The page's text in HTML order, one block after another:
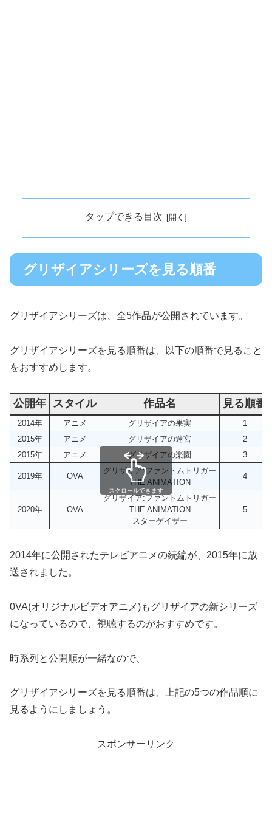
タップできる目次
グリザイアシリーズを見る順番
グリザイアシリーズは、全5作品が公開されています。
グリザイアシリーズを見る順番は、以下の順番で見ること
をおすすめします。
公開年 スタイル 作品名 見る順番
2014年 アニメ グリザイアの果実
1
2015年
アニメ グリザイアの迷宮
2
2015年
アニメ グリザイアの楽園 3
2019年 OVA
グリザイア:ファントムトリガー
THE ANIMATION
4
2020年 OVA
グリザイア:ファントムトリガー
THE ANIMATION
スターゲイザー
5
スクロールできます
2014年に公開されたテレビアニメの続編が、2015年に放
送されました。
0VA(オリジナルビデオアニメ)もグリザイアの新シリーズ
になっているので、視聴するのがおすすめです。
時系列と公開順が一緒なので、
グリザイアシリーズを見る順番は、上記の5つの作品順に
見るようにしましょう。
スポンサーリンク